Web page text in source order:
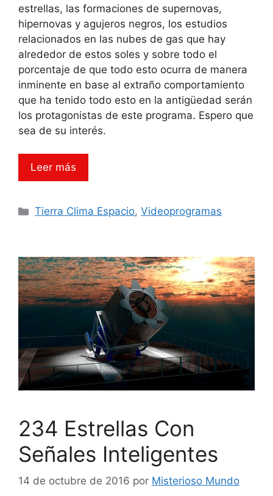
estrellas, las formaciones de supernovas,
hipernovas y agujeros negros, los estudios
relacionados en las nubes de gas que hay
alrededor de estos soles y sobre todo el
porcentaje de que todo esto ocurra de manera
inminente en base al extraño comportamiento
que ha tenido todo esto en la antigüedad serán
los protagonistas de este programa. Espero que
sea de su interés.
Leer más
Categorías
Tierra Clima Espacio,Videoprogramas
234 Estrellas Con
Señales Inteligentes
14 de octubre de 2016 por Misterioso Mundo